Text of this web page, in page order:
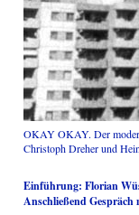
OKAY OKAY. Der
Christoph Dreher und
Einführung: Florian
Anschließend